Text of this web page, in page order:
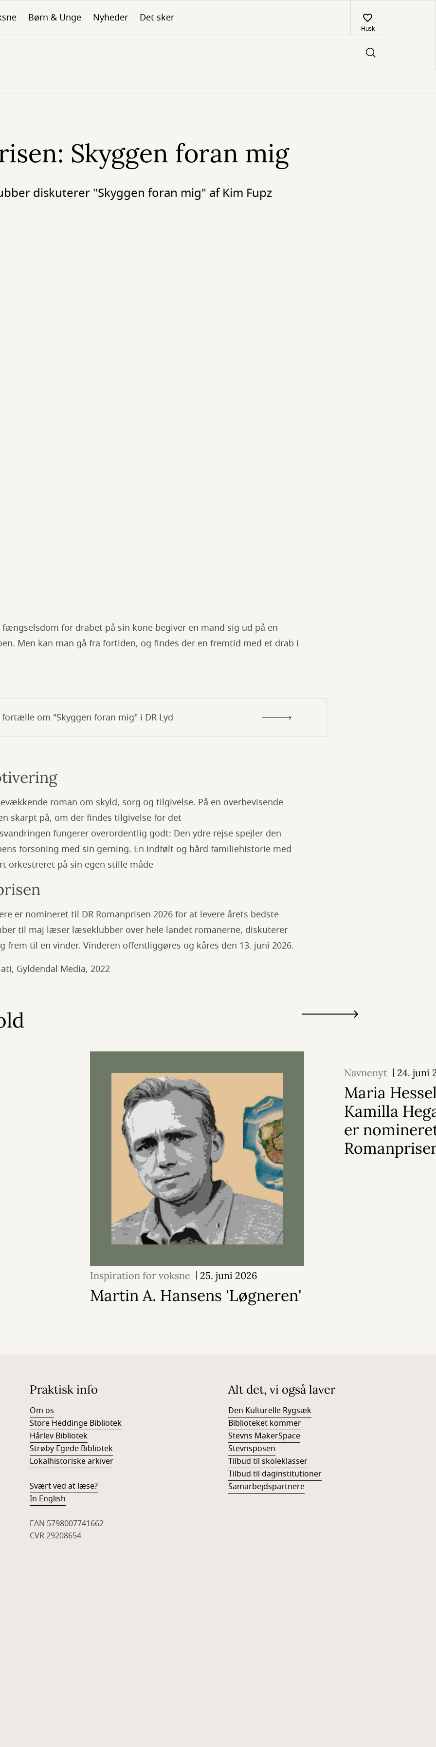
Børn & Unge Nyheder Det sker
Husk
Skyggen foran mig
diskuterer "Skyggen foran mig" af Kim Fupz
for drabet på sin kone begiver en mand sig ud på en
Men kan man gå fra fortiden, og findes der en fremtid med et drab i
fortælle om "Skyggen foran mig" i DR Lyd
roman om skyld, sorg og tilgivelse. På en overbevisende
skarpt på, om der findes tilgivelse for det
fungerer overordentlig godt: Den ydre rejse spejler den
forsoning med sin gerning. En indfølt og hård familiehistorie med
orkestreret på sin egen stille måde
er nomineret til DR Romanprisen 2026 for at levere årets bedste
til maj læser læseklubber over hele landet romanerne, diskuterer
frem til en vinder. Vinderen offentliggøres og kåres den 13. juni 2026.
Gyldendal Media, 2022
Inspiration for voksne 25. juni 2026
Martin A. Hansens 'Løgneren'
Navnenyt 24. juni
Maria
Kamilla
er
Praktisk info
Om os
Store Heddinge Bibliotek
Hårlev Bibliotek
Strøby Egede Bibliotek
Lokalhistoriske arkiver
Svært ved at læse?
In English
EAN 5798007741662
CVR 29208654
Alt det, vi også laver
Den Kulturelle Rygsæk
Biblioteket kommer
Stevns MakerSpace
Stevnsposen
Tilbud til skoleklasser
Tilbud til daginstitutioner
Samarbejdspartnere